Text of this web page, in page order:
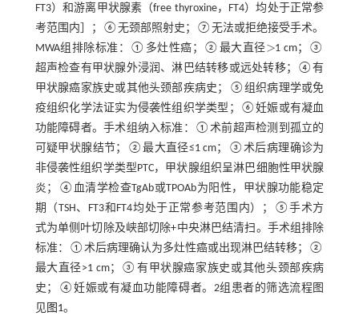
FT3）和游离甲状腺素（free thyroxine，FT4）均处于正常参
考范围内］；⑥无颈部照射史；⑦无法或拒绝接受手术。
MWA组排除标准：①多灶性癌；②最大直径>
> 1 cm；③
超声检查有甲状腺外浸润、淋巴结转移或远处转移；④有
甲状腺癌家族史或其他头颈部疾病史；⑤组织病理学或免
疫组织化学法证实为侵袭性组织学类型；⑥妊娠或有凝血
功能障碍者。手术组纳入标准：①术前超声检测到孤立的
可疑甲状腺结节；②最大直径≤1 cm；③术后病理确诊为
非侵袭性组织学类型PTC，甲状腺组织呈淋巴细胞性甲状腺
炎；④血清学检查TgAb或TPOAb为阳性，甲状腺功能稳定
期（TSH、FT3和FT4均处于正常参考范围内）；⑤手术方
式为单侧叶切除及峡部切除+中央淋巴结清扫。手术组排除
标准：①术后病理确认为多灶性癌或出现淋巴结转移；②
最大直径>1 cm；③有甲状腺癌家族史或其他头颈部疾病
史；④妊娠或有凝血功能障碍者。2组患者的筛选流程图
见图1。